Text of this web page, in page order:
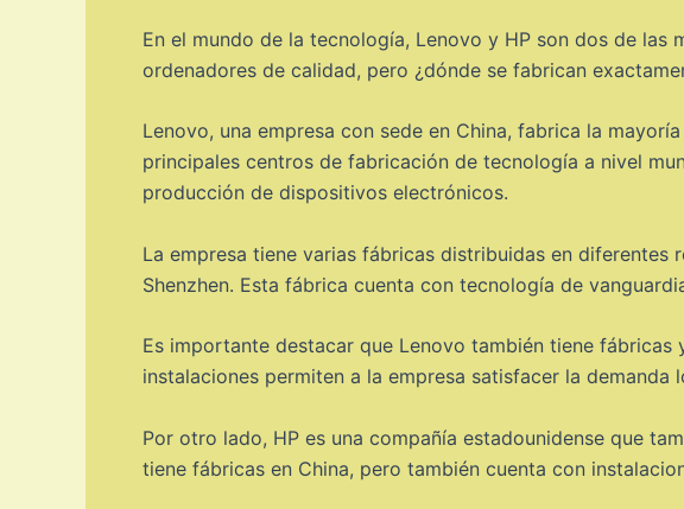
En el mundo de la tecnología, Lenovo y HP son dos de
ordenadores de calidad, pero ¿dónde se fabrican
Lenovo, una empresa con sede en China, fabrica la
principales centros de fabricación de tecnología a nivel
producción de dispositivos electrónicos.
La empresa tiene varias fábricas distribuidas en
Shenzhen. Esta fábrica cuenta con tecnología de
Es importante destacar que Lenovo también tiene
instalaciones permiten a la empresa satisfacer la
Por otro lado, HP es una compañía estadounidense que
tiene fábricas en China, pero también cuenta con